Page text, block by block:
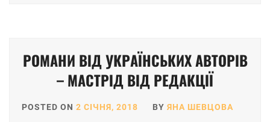
РОМАНИ ВІД УКРАЇНСЬКИХ АВТОРІВ
– МАСТРІД ВІД РЕДАКЦІЇ
POSTED ON 2 СІЧНЯ, 2018 BY ЯНА ШЕВЦОВА